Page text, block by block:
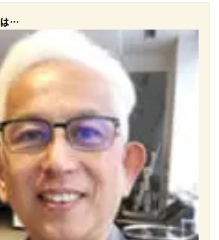
フェッショナル×つながる×メディア
は…